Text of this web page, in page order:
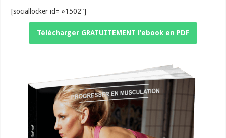
[sociallocker id= »1502″]
Télécharger GRATUITEMENT l’ebook en PDF